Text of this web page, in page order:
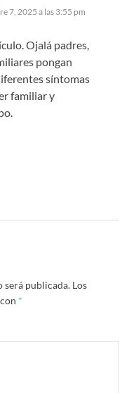
7, 2025 a las 3:55 pm
Ojalá padres,
pongan
síntomas
familiar y
será publicada. Los
*